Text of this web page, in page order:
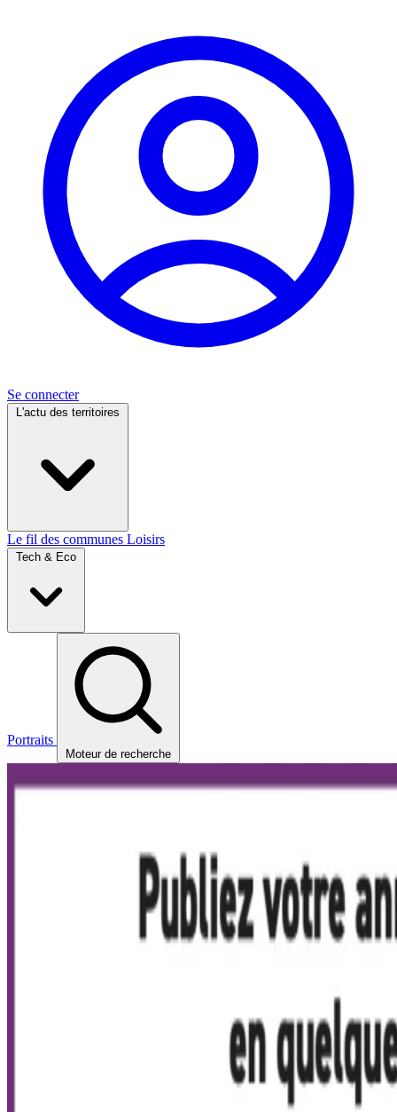
Se connecter
L'actu des territoires
Le fil des communes Loisirs
Tech & Eco
Portraits
Moteur de recherche